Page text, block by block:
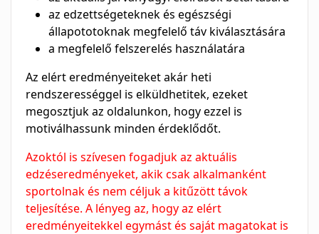
az edzettségeteknek és egészségi
állapototoknak megfelelő táv kiválasztására
a megfelelő felszerelés használatára
Az elért eredményeiteket akár heti
rendszerességgel is elküldhetitek, ezeket
megosztjuk az oldalunkon, hogy ezzel is
motiválhassunk minden érdeklődőt.
Azoktól is szívesen fogadjuk az aktuális
edzéseredményeket, akik csak alkalmanként
sportolnak és nem céljuk a kitűzött távok
teljesítése. A lényeg az, hogy az elért
eredményeitekkel egymást és saját magatokat is